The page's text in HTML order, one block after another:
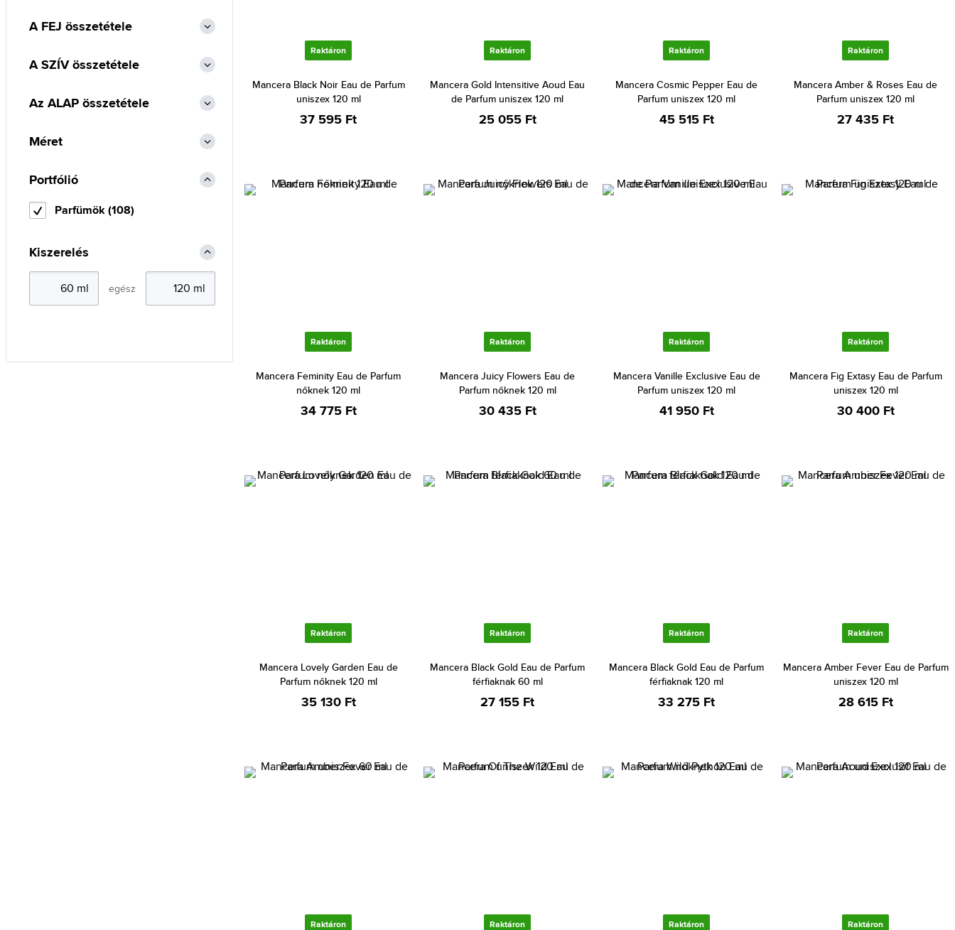
Raktáron
Mancera Black Noir Eau de Parfum
uniszex 120 ml
37 595 Ft
Raktáron
Mancera Gold Intensitive Aoud Eau
de Parfum uniszex 120 ml
25 055 Ft
Raktáron
Mancera Cosmic Pepper Eau de
Parfum uniszex 120 ml
45 515 Ft
Raktáron
Mancera Amber & Roses Eau de
Parfum uniszex 120 ml
27 435 Ft
Raktáron
Mancera Feminity Eau de Parfum
nőknek 120 ml
34 775 Ft
Raktáron
Mancera Juicy Flowers Eau de
Parfum nőknek 120 ml
30 435 Ft
Raktáron
Mancera Vanille Exclusive Eau de
Parfum uniszex 120 ml
41 950 Ft
Raktáron
Mancera Fig Extasy Eau de Parfum
uniszex 120 ml
30 400 Ft
Raktáron
Mancera Lovely Garden Eau de
Parfum nőknek 120 ml
35 130 Ft
Raktáron
Mancera Black Gold Eau de Parfum
férfiaknak 60 ml
27 155 Ft
Raktáron
Mancera Black Gold Eau de Parfum
férfiaknak 120 ml
33 275 Ft
Raktáron
Mancera Amber Fever Eau de Parfum
uniszex 120 ml
28 615 Ft
Raktáron Raktáron Raktáron Raktáron
Alfred Sung (8)
Amouage (86)
Animale (1)
Anna Sui (18)
Annick Goutal (50)
Aquolina (18)
Aramis (4)
A FEJ összetétele
A SZÍV összetétele
Az ALAP összetétele
Méret
Portfólió
Parfümök (108)
Kiszerelés
egész